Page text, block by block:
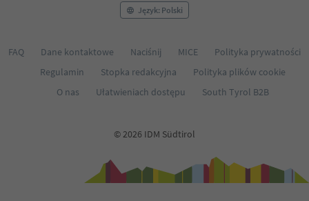
Język: Polski
FAQ Dane kontaktowe Naciśnij MICE
Polityka prywatności
Regulamin
Stopka redakcyjna
Polityka plików cookie
O nas
Ułatwieniach dostępu South Tyrol B2B
© 2026 IDM Südtirol